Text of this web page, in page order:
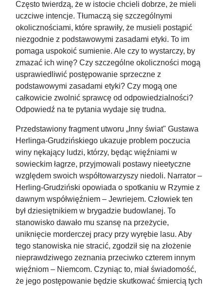
Często twierdzą, że w istocie chcieli dobrze, że mieli
uczciwe intencje. Tłumaczą się szczególnymi
okolicznościami, które sprawiły, że musieli postąpić
niezgodnie z podstawowymi zasadami etyki. To im
pomaga uspokoić sumienie. Ale czy to wystarczy, by
zmazać ich winę? Czy szczególne okoliczności mogą
usprawiedliwić postępowanie sprzeczne z
podstawowymi zasadami etyki? Czy mogą one
całkowicie zwolnić sprawcę od odpowiedzialności?
Odpowiedź na te pytania wydaje się trudna.
Przedstawiony fragment utworu „Inny świat" Gustawa
Herlinga-Grudzińskiego ukazuje problem poczucia
winy nękający ludzi, którzy, będąc więźniami w
sowieckim łagrze, przyjmowali postawy nieetyczne
względem swoich współtowarzyszy niedoli. Narrator –
Herling-Grudziński opowiada o spotkaniu w Rzymie z
dawnym współwięźniem – Jewriejem. Człowiek ten
był dziesiętnikiem w brygadzie budowlanej. To
stanowisko dawało mu szansę na przeżycie,
uniknięcie morderczej pracy przy wyrębie lasu. Aby
tego stanowiska nie stracić, zgodził się na złożenie
nieprawdziwego zeznania przeciwko czterem innym
więźniom – Niemcom. Czyniąc to, miał świadomość,
że jego postępowanie będzie skutkować śmiercią tych